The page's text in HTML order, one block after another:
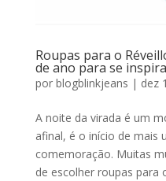
Roupas para o
de ano para se
por blogblinkjeans | dez
A noite da virada é um
afinal, é o início de mais
comemoração. Muitas
de escolher roupas para